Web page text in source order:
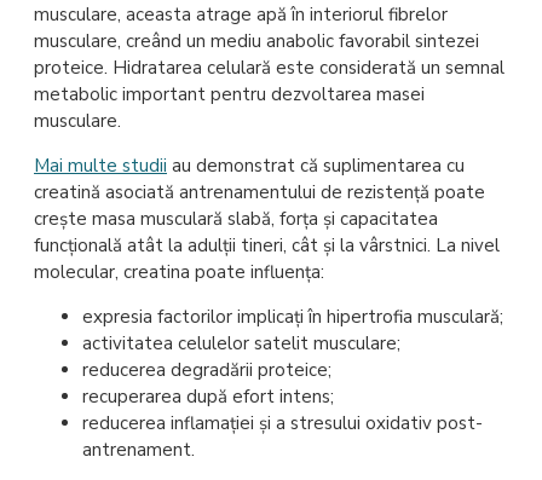
musculare, aceasta atrage apă în interiorul fibrelor
musculare, creând un mediu anabolic favorabil sintezei
proteice. Hidratarea celulară este considerată un semnal
metabolic important pentru dezvoltarea masei
musculare.
Mai multe studii au demonstrat că suplimentarea cu
creatină asociată antrenamentului de rezistență poate
crește masa musculară slabă, forța și capacitatea
funcțională atât la adulții tineri, cât și la vârstnici. La nivel
molecular, creatina poate influența:
expresia factorilor implicați în hipertrofia musculară;
activitatea celulelor satelit musculare;
reducerea degradării proteice;
recuperarea după efort intens;
reducerea inflamației și a stresului oxidativ post-
antrenament.